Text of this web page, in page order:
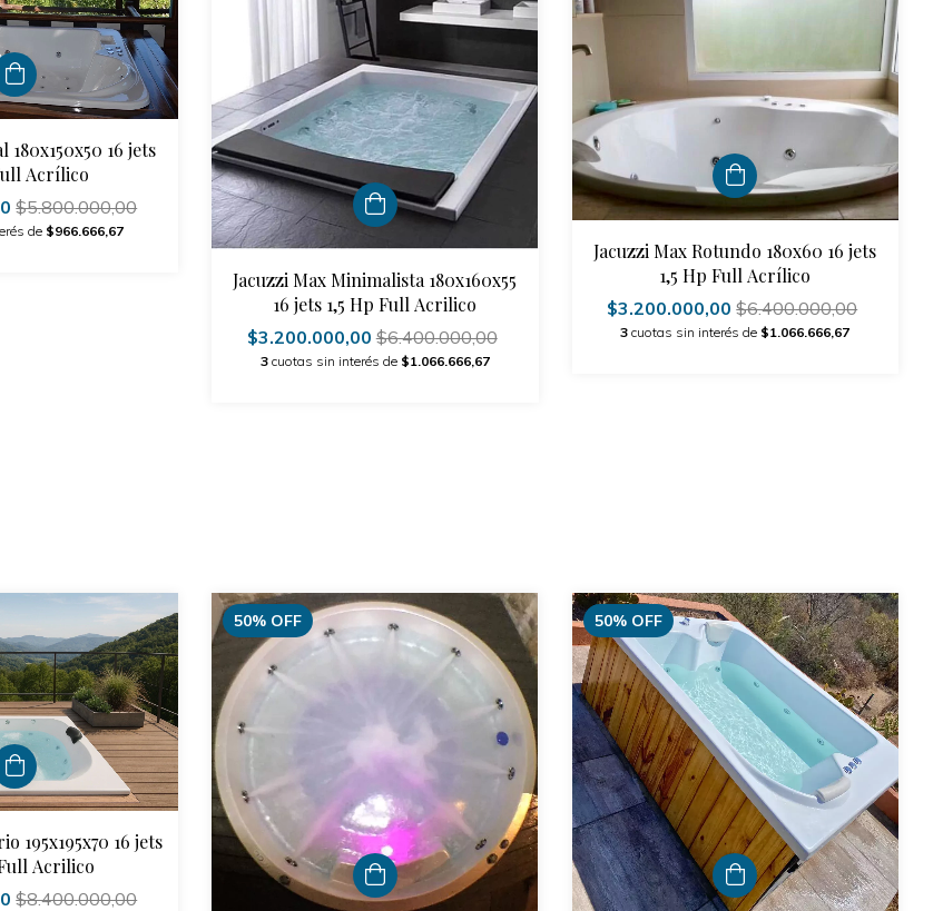
180x150x50 16 jets
Acrílico
$5.800.000,00
de $966.666,67
Jacuzzi Max Minimalista 180x160x55
16 jets 1,5 Hp Full Acrilico
$3.200.000,00$6.400.000,00
3 cuotas sin interés de $1.066.666,67
Jacuzzi Max Rotundo 180x60 16 jets
1,5 Hp Full Acrílico
$3.200.000,00$6.400.000,00
3 cuotas sin interés de $1.066.666,67
195x195x70 16 jets
Acrilico
$8.400.000,00
50% OFF 50% OFF